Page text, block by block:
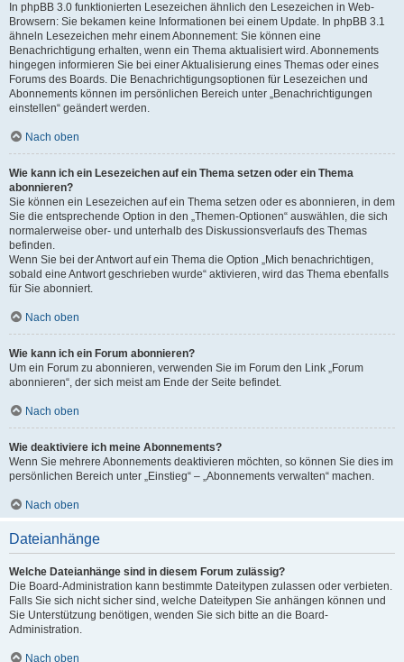
In phpBB 3.0 funktionierten Lesezeichen ähnlich den Lesezeichen in Web-
Browsern: Sie bekamen keine Informationen bei einem Update. In phpBB 3.1
ähneln Lesezeichen mehr einem Abonnement: Sie können eine
Benachrichtigung erhalten, wenn ein Thema aktualisiert wird. Abonnements
hingegen informieren Sie bei einer Aktualisierung eines Themas oder eines
Forums des Boards. Die Benachrichtigungsoptionen für Lesezeichen und
Abonnements können im persönlichen Bereich unter „Benachrichtigungen
einstellen“ geändert werden.
Nach oben
Wie kann ich ein Lesezeichen auf ein Thema setzen oder ein Thema
abonnieren?
Sie können ein Lesezeichen auf ein Thema setzen oder es abonnieren, in dem
Sie die entsprechende Option in den „Themen-Optionen“ auswählen, die sich
normalerweise ober- und unterhalb des Diskussionsverlaufs des Themas
befinden.
Wenn Sie bei der Antwort auf ein Thema die Option „Mich benachrichtigen,
sobald eine Antwort geschrieben wurde“ aktivieren, wird das Thema ebenfalls
für Sie abonniert.
Nach oben
Wie kann ich ein Forum abonnieren?
Um ein Forum zu abonnieren, verwenden Sie im Forum den Link „Forum
abonnieren“, der sich meist am Ende der Seite befindet.
Nach oben
Wie deaktiviere ich meine Abonnements?
Wenn Sie mehrere Abonnements deaktivieren möchten, so können Sie dies im
persönlichen Bereich unter „Einstieg“ – „Abonnements verwalten“ machen.
Nach oben
Dateianhänge
Welche Dateianhänge sind in diesem Forum zulässig?
Die Board-Administration kann bestimmte Dateitypen zulassen oder verbieten.
Falls Sie sich nicht sicher sind, welche Dateitypen Sie anhängen können und
Sie Unterstützung benötigen, wenden Sie sich bitte an die Board-
Administration.
Nach oben